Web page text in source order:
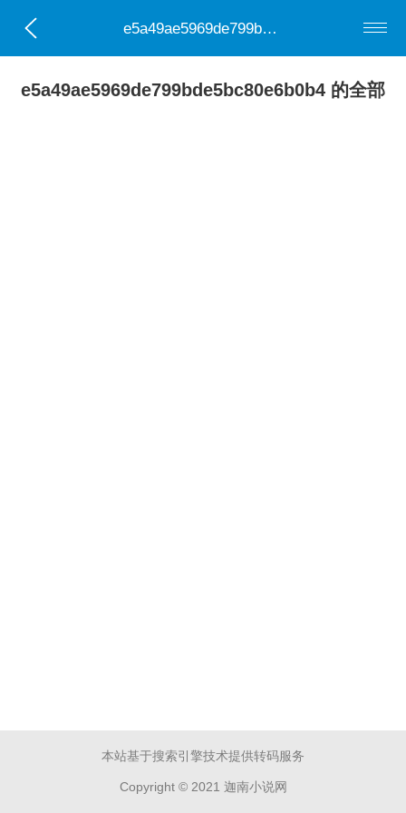
e5a49ae5969de799bde5bc80e6b0b4
e5a49ae5969de799bde5bc80e6b0b4 的全部
本站基于搜索引擎技术提供转码服务
Copyright © 2021 迦南小说网